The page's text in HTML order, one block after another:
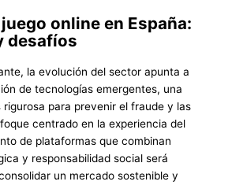
online en España:
desafíos
la evolución del sector apunta a
de tecnologías emergentes, una
rigurosa para prevenir el fraude y las
centrado en la experiencia del
de plataformas que combinan
y responsabilidad social será
un mercado sostenible y